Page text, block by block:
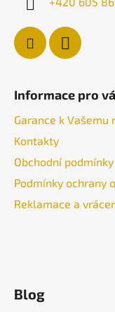
Informace pro
Garance k Vašemu
Kontakty
Obchodní podmínky
Podmínky ochrany
Reklamace a
Blog